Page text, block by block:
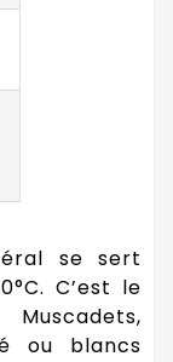
se sert
C’est le
ou blancs